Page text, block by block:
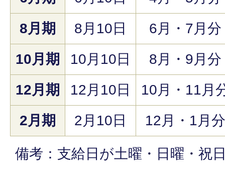
8月期
8月10日
6月・7月分
10月期
10月10日
8月・9月分
12月期
12月10日
10月・11月
2月期
2月10日 12月・1月分
備考：支給日が土曜・日曜・祝